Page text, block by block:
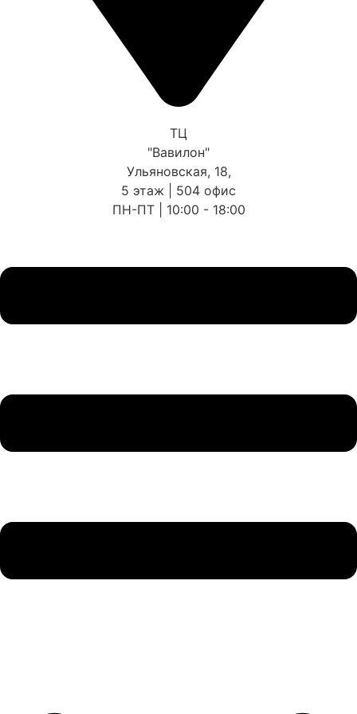
ТЦ
"Вавилон"
Ульяновская, 18,
5 этаж | 504 офис
ПН-ПТ | 10:00 - 18:00